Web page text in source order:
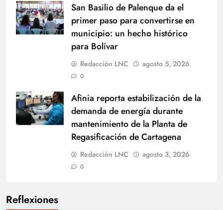
Reflexiones
San Basilio de Palenque da el
primer paso para convertirse en
municipio: un hecho histórico
para Bolívar
Redacción LNC agosto 5, 2026
0
Afinia reporta estabilización de la
demanda de energía durante
mantenimiento de la Planta de
Regasificación de Cartagena
Redacción LNC agosto 3, 2026
0